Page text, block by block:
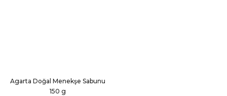
Agarta Doğal Menekşe Sabunu
150 g